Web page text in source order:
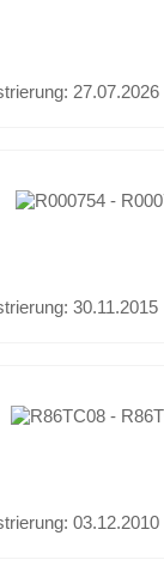
27.07.2026
30.11.2015
03.12.2010